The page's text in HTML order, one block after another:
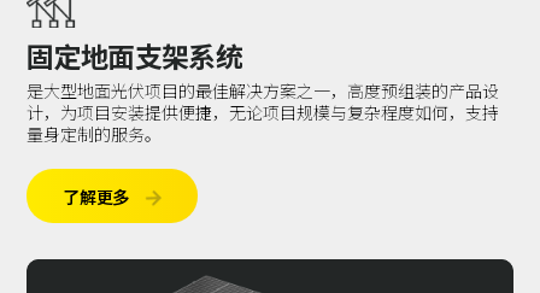
固定地面支架系统
是大型地面光伏项目的最佳解决方案之一，高度预组装的产品设
计，为项目安装提供便捷，无论项目规模与复杂程度如何，支持
量身定制的服务。
了解更多 